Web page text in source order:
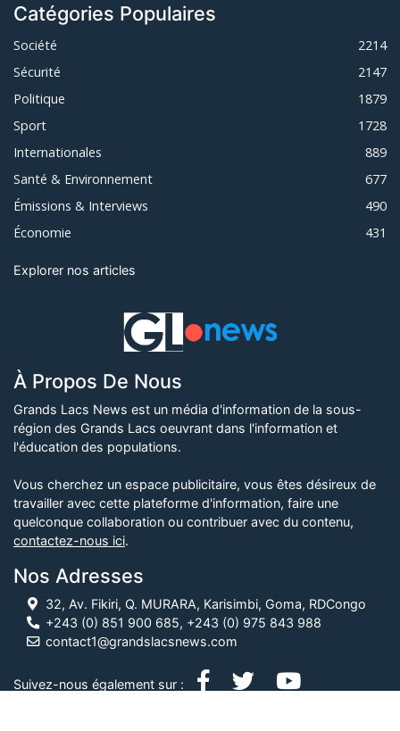
Catégories Populaires
Société
2214
Sécurité
2147
Politique
1879
Sport
1728
Internationales
889
Santé & Environnement
677
Émissions & Interviews
490
Économie
431
Explorer nos articles
À Propos De Nous
Grands Lacs News est un média d'information de la sous-
région des Grands Lacs oeuvrant dans l'information et
l'éducation des populations.
Vous cherchez un espace publicitaire, vous êtes désireux de
travailler avec cette plateforme d'information, faire une
quelconque collaboration ou contribuer avec du contenu,
contactez-nous ici.
Nos Adresses
32, Av. Fikiri, Q. MURARA, Karisimbi, Goma, RDCongo
+243 (0) 851 900 685, +243 (0) 975 843 988
contact1@grandslacsnews.com
Suivez-nous également sur :